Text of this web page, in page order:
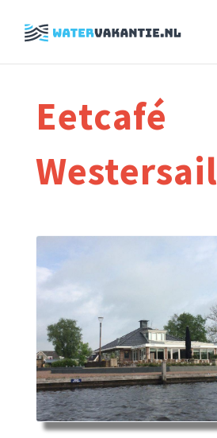
Zoeken
Eetcafé
Westersail